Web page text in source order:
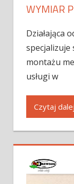
WYMIAR
Działająca
montażu
usługi w
Czytaj dalej